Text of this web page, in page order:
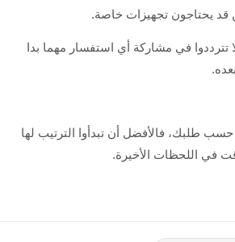
قد يحتاجون تجهيزات خاصة.
تترددوا في مشاركة أي استفسار مهما بدا
طلبك، فالأفضل أن تبدأوا الترتيب لها
في اللحظات الأخيرة.